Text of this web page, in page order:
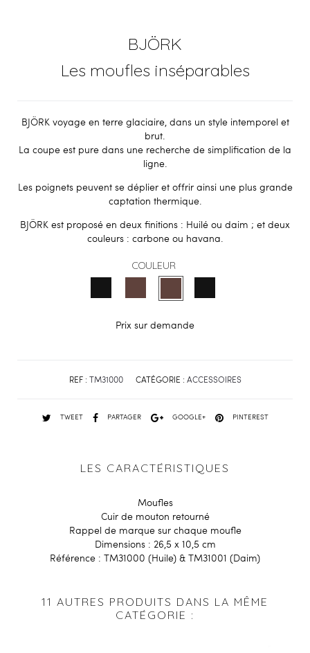
BJÖRK
Les moufles inséparables
BJÖRK voyage en terre glaciaire, dans un style intemporel et
brut.
La coupe est pure dans une recherche de simplification de la
ligne.
Les poignets peuvent se déplier et offrir ainsi une plus grande
captation thermique.
BJÖRK est proposé en deux finitions : Huilé ou daim ; et deux
couleurs : carbone ou havana.
COULEUR
Prix sur demande
REF : TM31000 CATÉGORIE : ACCESSOIRES
TWEET PARTAGER GOOGLE+ PINTEREST
LES CARACTÉRISTIQUES
Moufles
Cuir de mouton retourné
Rappel de marque sur chaque moufle
Dimensions : 26,5 x 10,5 cm
Référence : TM31000 (Huile) & TM31001 (Daim)
11 AUTRES PRODUITS DANS LA MÊME
CATÉGORIE :